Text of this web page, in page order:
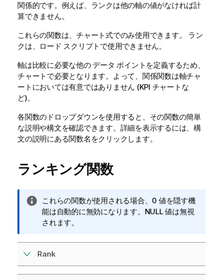
関係的です。例えば、ランクは他の軸の値がなければ計
算できません。
これらの関数は、チャート式でのみ使用できます。 ラン
クは、ロード スクリプトで使用できません。
軸は比較に必要な他の データ ポイントを定義するため、
チャートで必要となります。よって、関係関数は軸チャ
ートにおいては有意ではありません (KPI チャートな
ど)。
各関数のドロップダウンを使用すると、その関数の簡単
な説明や構文を確認できます。詳細を表示するには、構
文の説明にある関数名をクリックします。
ランキング関数
情
報
メ
これらの関数が使用される場合、0 値を隠す機
能は自動的に無効になります。 NULL値は無視
されます。
Rank